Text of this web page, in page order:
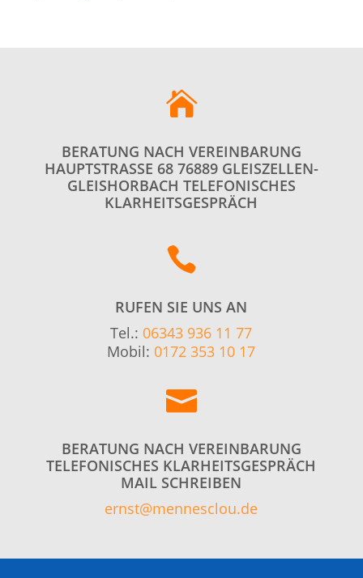

BERATUNG NACH VEREINBARUNG
HAUPTSTRASSE 68 76889 GLEISZELLEN-G
LEISHORBACH TELEFONISCHES K
LARHEITSGESPRÄCH

RUFEN SIE UNS AN
Tel.: 06343 936 11 77
Mobil: 0172 353 10 17

BERATUNG NACH VEREINBARUNG
TELEFONISCHES KLARHEITSGESPRÄCH
MAIL SCHREIBEN
ernst@mennesclou.de